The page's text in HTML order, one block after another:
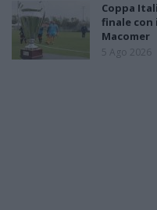
Coppa
finale con
Macomer
5 Ago 2026